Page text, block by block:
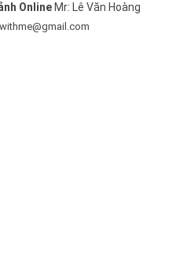
Online Mr: Lê Văn Hoàng